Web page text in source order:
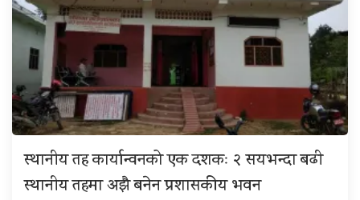
स्थानीय तह कार्यान्वनको एक दशकः २ सयभन्दा बढी
स्थानीय तहमा अझै बनेन प्रशासकीय भवन